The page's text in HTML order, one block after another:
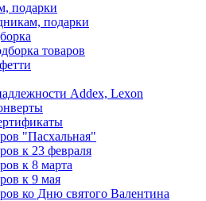
подарки
подарки
товаров
Addex, Lexon
"Пасхальная"
к 23 февраля
к 8 марта
к 9 мая
ко Дню святого Валентина